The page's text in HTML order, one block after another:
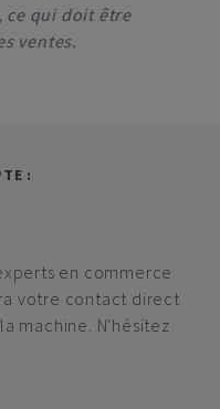
ce qui doit être
ventes.
:
en commerce
votre contact direct
machine. N'hésitez